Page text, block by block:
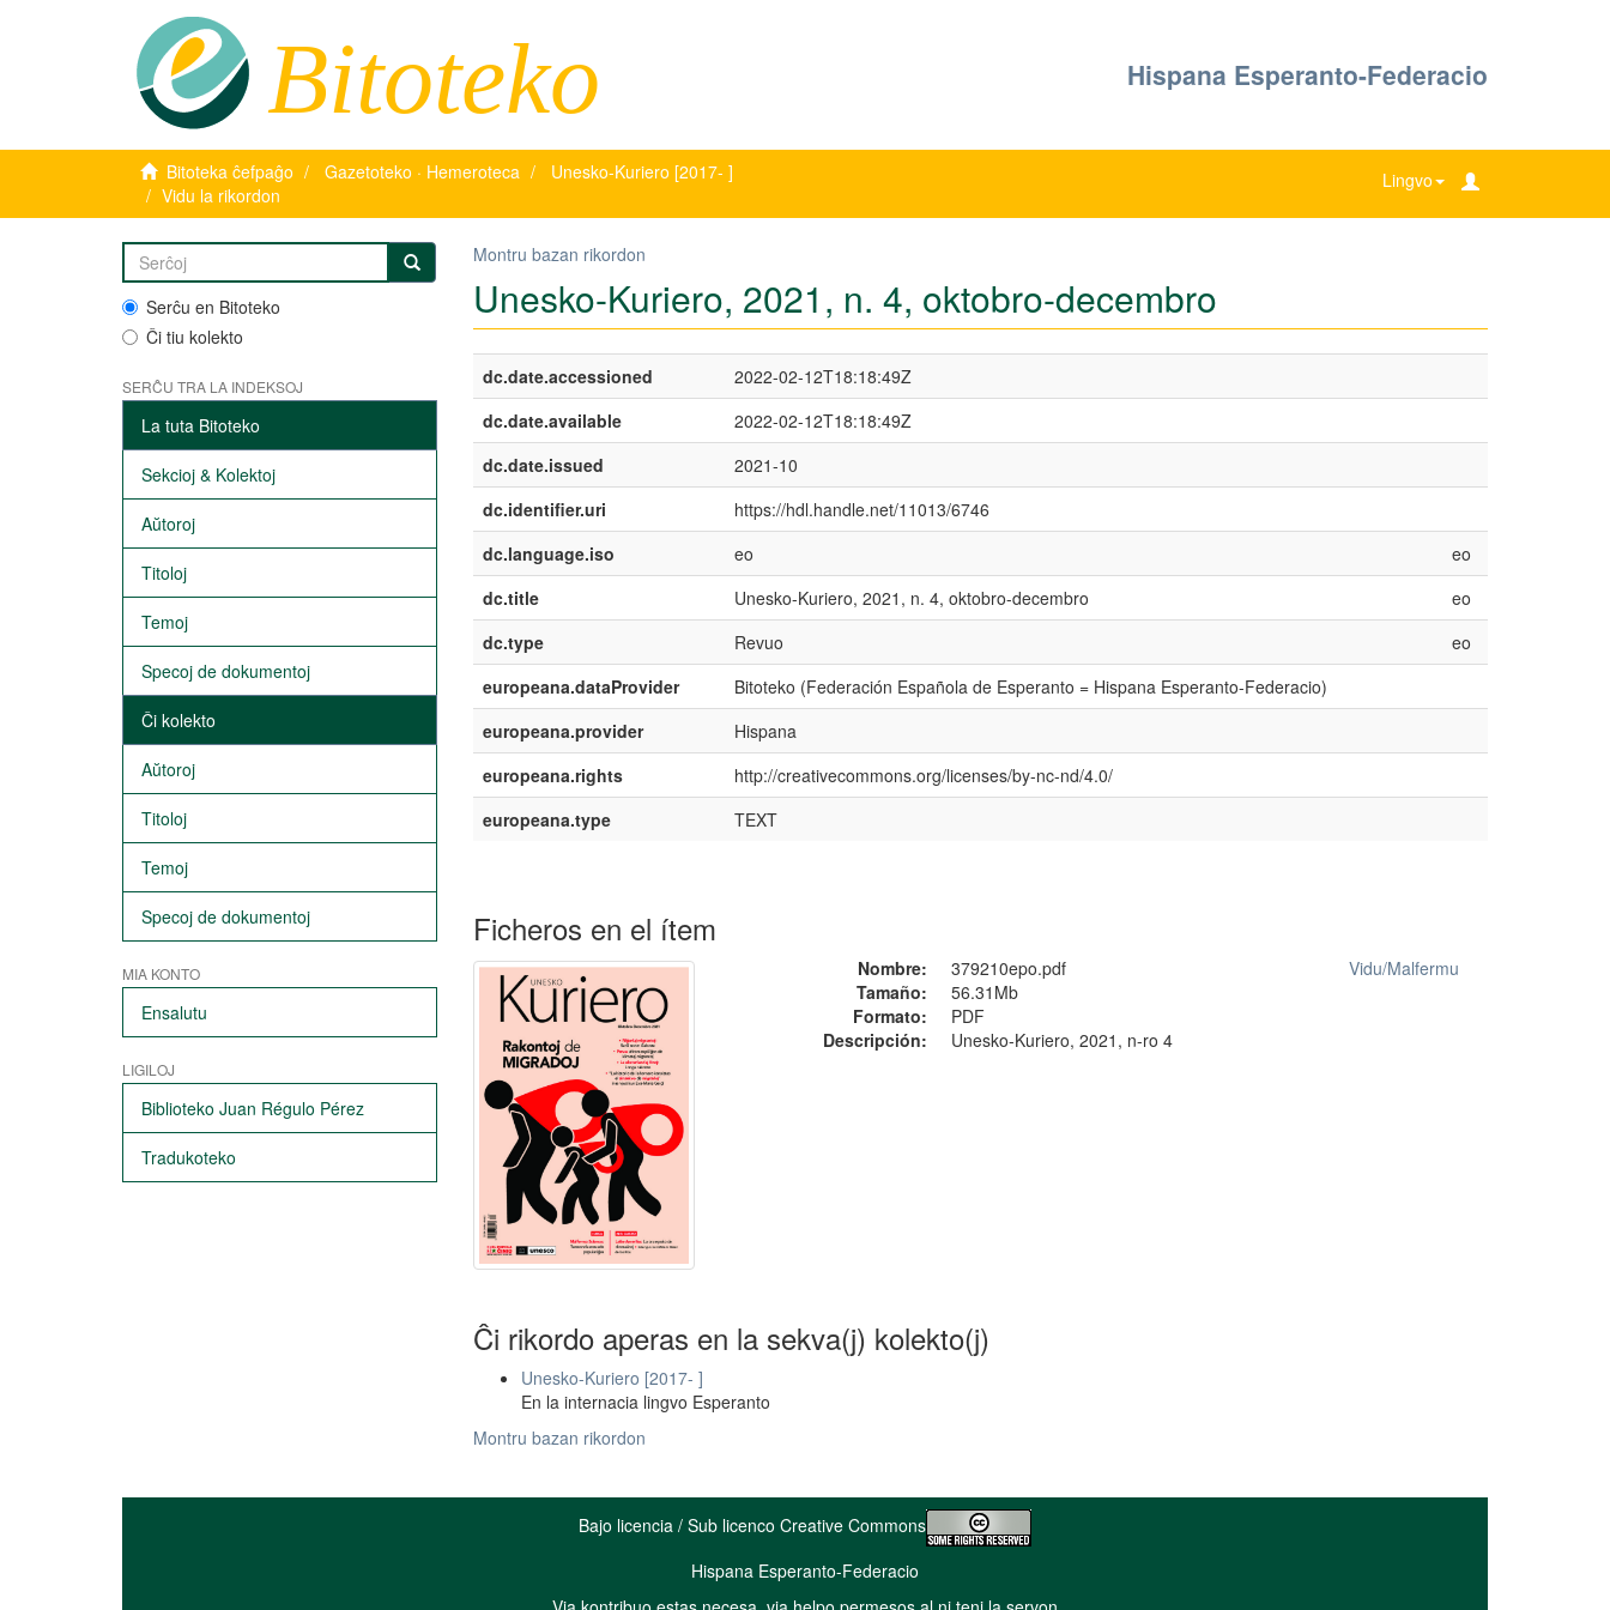
Bitoteko Hispana Esperanto-Federacio
Bitoteka ĉefpaĝo Gazetoteko · Hemeroteca
Unesko-Kuriero [2017- ]
Vidu la rikordon
Lingvo
Serĉu en Bitoteko
Ĉi tiu kolekto
SERĈU TRA LA INDEKSOJ
La tuta Bitoteko
Sekcioj & Kolektoj
Aŭtoroj
Titoloj
Temoj
Specoj de dokumentoj
Ĉi kolekto
Aŭtoroj
Titoloj
Temoj
Specoj de dokumentoj
MIA KONTO
Ensalutu
LIGILOJ
Biblioteko Juan Régulo Pérez
Tradukoteko
Montru bazan rikordon
Unesko-Kuriero, 2021, n. 4, oktobro-decembro
dc.date.accessioned
2022-02-12T18:18:49Z
dc.date.available
2022-02-12T18:18:49Z
dc.date.issued
2021-10
dc.identifier.uri
https://hdl.handle.net/11013/6746
dc.language.iso
eo
eo
dc.title
Unesko-Kuriero, 2021, n. 4, oktobro-decembro
eo
dc.type
Revuo
eo
europeana.dataProvider
Bitoteko (Federación Española de Esperanto = Hispana Esperanto-Federacio)
europeana.provider
Hispana
europeana.rights
http://creativecommons.org/licenses/by-nc-nd/4.0/
europeana.type
TEXT
Ficheros en el ítem
Nombre:
379210epo.pdf
Tamaño:
56.31Mb
Formato:
PDF
Descripción:
Unesko-Kuriero, 2021, n-ro 4
Vidu/Malfermu
Ĉi rikordo aperas en la sekva(j) kolekto(j)
Unesko-Kuriero [2017- ]
En la internacia lingvo Esperanto
Montru bazan rikordon
Bajo licencia / Sub licenco Creative Commons
Hispana Esperanto-Federacio